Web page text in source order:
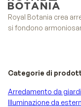
Royal Botania crea
si fondono
Categorie di
Arredamento da
Illuminazione da